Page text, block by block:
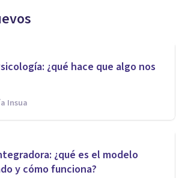
¿qué hace que algo nos
Insua
¿qué es el modelo
y cómo funciona?